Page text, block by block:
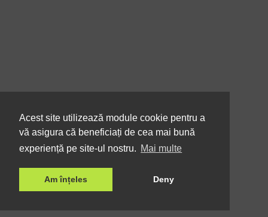
Acest site utilizează module cookie pentru a
vă asigura că beneficiați de cea mai bună
experiență pe site-ul nostru. Mai multe
Am înțeles Deny